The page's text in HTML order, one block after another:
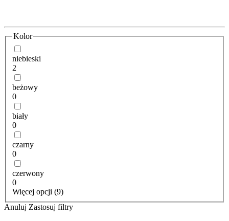
Kolor
niebieski
2
beżowy
0
biały
0
czarny
0
czerwony
0
Więcej opcji (9)
Anuluj Zastosuj filtry